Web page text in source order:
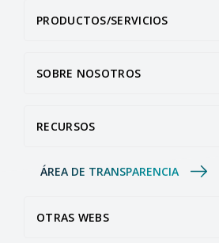
PRODUCTOS/SERVICIOS
SOBRE NOSOTROS
RECURSOS
ÁREA DE TRANSPARENCIA
OTRAS WEBS